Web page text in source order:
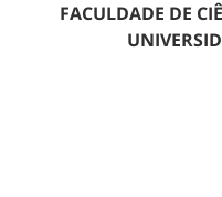
FACULDADE DE